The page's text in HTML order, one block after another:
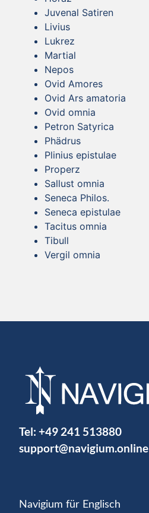
Juvenal Satiren
Livius
Lukrez
Martial
Nepos
Ovid Amores
Ovid Ars amatoria
Ovid omnia
Petron Satyrica
Phädrus
Plinius epistulae
Properz
Sallust omnia
Seneca Philos.
Seneca epistulae
Tacitus omnia
Tibull
Vergil omnia
Tel: +49 241 513880
support@navigium.online
Navigium für Englisch